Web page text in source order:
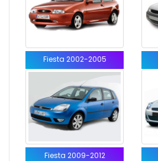
Fiesta 2002-2005
Fiesta 2009-2012